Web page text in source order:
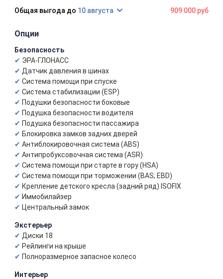
10 августа 909 000 руб
Опции
Безопасность
ЭРА-ГЛОНАСС
Датчик давления в шинах
Система помощи при спуске
Система стабилизации (ESP)
Подушки безопасности боковые
Подушка безопасности водителя
Подушка безопасности пассажира
Блокировка замков задних дверей
Антиблокировочная система (ABS)
Антипробуксовочная система (ASR)
Система помощи при старте в гору (HSA)
Система помощи при торможении (BAS; EBD)
Крепление детского кресла (задний ряд) ISOFIX
Иммобилайзер
Центральный замок
Экстерьер
Диски 18
Рейлинги на крыше
Полноразмерное запасное колесо
Интерьер